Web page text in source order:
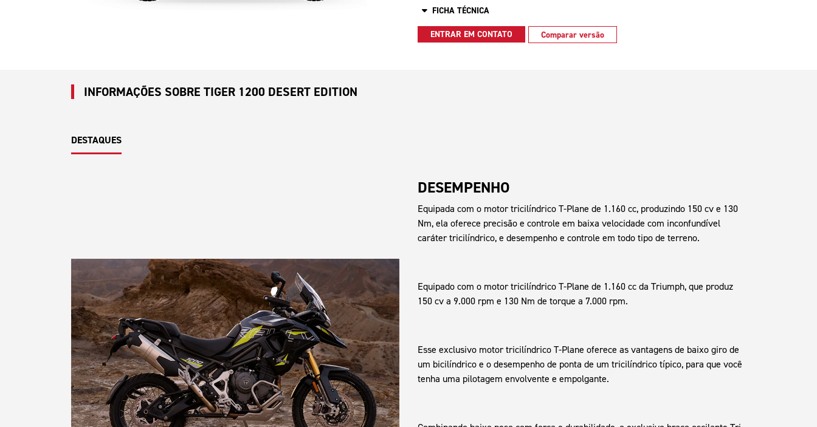
FICHA TÉCNICA
ENTRAR EM CONTATO Comparar versão
INFORMAÇÕES SOBRE TIGER 1200 DESERT EDITION
DESTAQUES
DESEMPENHO
Equipada com o motor tricilíndrico T-Plane de 1.160 cc, produzindo 150 cv e 130
Nm, ela oferece precisão e controle em baixa velocidade com inconfundível
caráter tricilíndrico, e desempenho e controle em todo tipo de terreno.
Equipado com o motor tricilíndrico T-Plane de 1.160 cc da Triumph, que produz
150 cv a 9.000 rpm e 130 Nm de torque a 7.000 rpm.
Esse exclusivo motor tricilíndrico T-Plane oferece as vantagens de baixo giro de
um bicilíndrico e o desempenho de ponta de um tricilíndrico típico, para que você
tenha uma pilotagem envolvente e empolgante.